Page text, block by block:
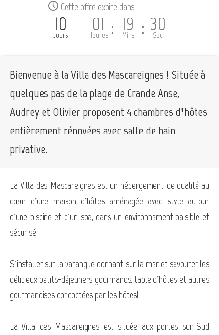
Cette offre expire dans:
10
Jours 01
Heures : 19
Mins : 30
Sec
Bienvenue à la Villa des Mascareignes ! Située à
quelques pas de la plage de Grande Anse,
Audrey et Olivier proposent 4 chambres d’hôtes
entièrement rénovées avec salle de bain
privative.
La Villa des Mascareignes est un hébergement de qualité au
cœur d’une maison d’hôtes aménagée avec style autour
d'une piscine et d'un spa, dans un environnement paisible et
sécurisé.
S'installer sur la varangue donnant sur la mer et savourer les
délicieux petits-déjeuners gourmands, table d’hôtes et autres
gourmandises concoctées par les hôtes!
La Villa des Mascareignes est située aux portes sur Sud